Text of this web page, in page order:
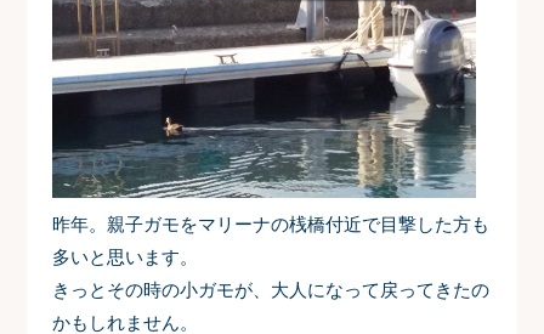
昨年。親子ガモをマリーナの桟橋付近で目撃した方も
多いと思います。
きっとその時の小ガモが、大人になって戻ってきたの
かもしれません。